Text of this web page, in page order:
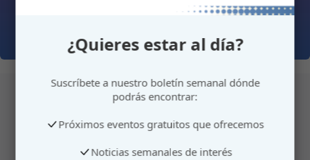
Atención personalizada
¿Quieres estar al día?
Suscríbete a nuestro boletín semanal dónde
podrás encontrar:
Próximos eventos gratuitos que ofrecemos
Noticias semanales de interés